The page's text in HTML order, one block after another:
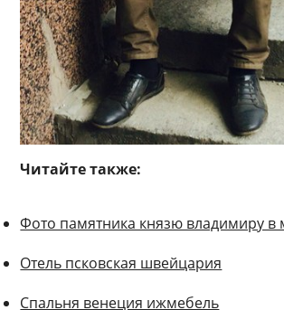
Читайте также:
Фото памятника князю владимиру в
Отель псковская швейцария
Спальня венеция ижмебель